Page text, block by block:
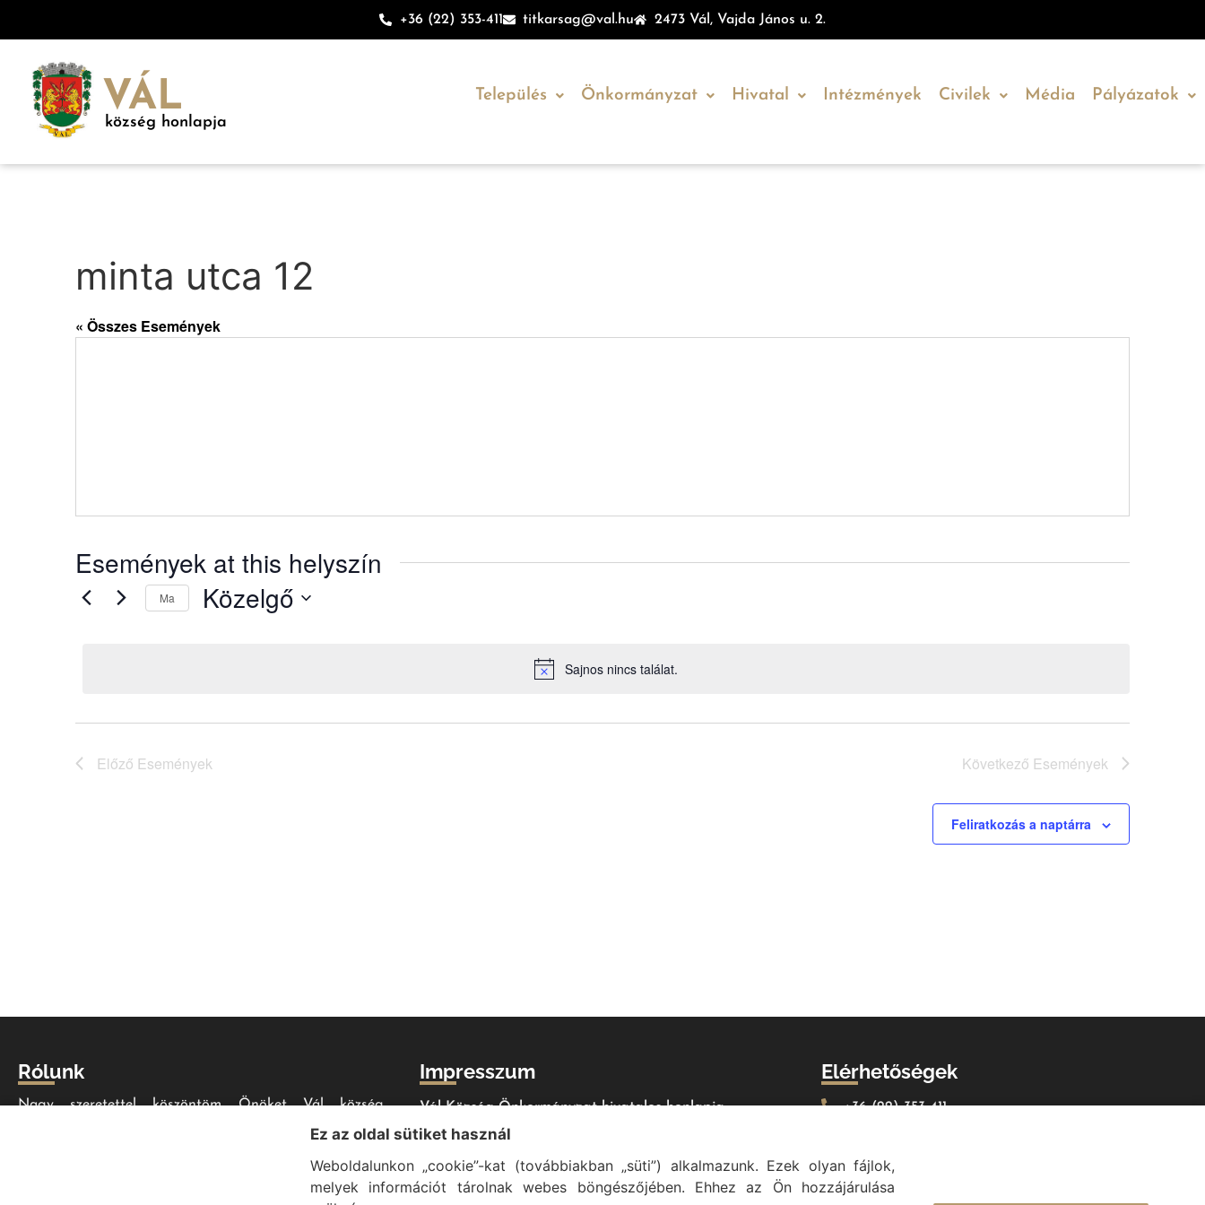
+36 (22) 353-411 titkarsag@val.hu 2473 Vál, Vajda János u. 2.
VÁL
község honlapja
Település Önkormányzat Hivatal Intézmények Civilek Média Pályázatok
minta utca 12
« Összes Események
Események at this helyszín
Notice
Sajnos nincs találat.
Ma Közelgő
Előző Események Következő Események
Feliratkozás a naptárra
Rólunk
Nagy szeretettel köszöntöm Önöket Vál község
honlapján. Bízom benne, hogy minden szükséges
portálon, akár helyi lakosként, akár érdeklődőként
Impresszum
Vál Község Önkormányzat hivatalos honlapja
Vál Község Önkormányzat © 1996 - 2020
Adószám: 15727079-2-07
Adatvédelmi tájékoztató
Elérhetőségek
+36 (22) 353-411
Vál Község Önkormányzata 2473 Vál, Vajda János u.
2.
Ez az oldal sütiket használ
Weboldalunkon „cookie”-kat (továbbiakban „süti”) alkalmazunk. Ezek olyan fájlok,
melyek információt tárolnak webes böngészőjében. Ehhez az Ön hozzájárulása